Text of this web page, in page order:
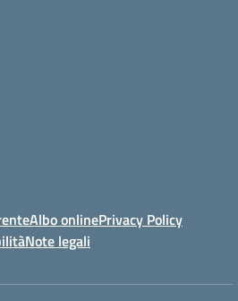
Albo onlinePrivacy Policy
Note legali